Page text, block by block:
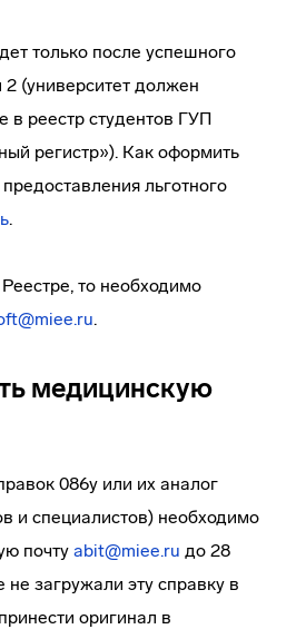
только после успешного
2 (университет должен
в реестр студентов ГУП
регистр»). Как оформить
льготного
.
то необходимо
.
медицинскую
086у или их аналог
и специалистов) необходимо
почту abit@miee.ru до 28
не загружали эту справку в
оригинал в